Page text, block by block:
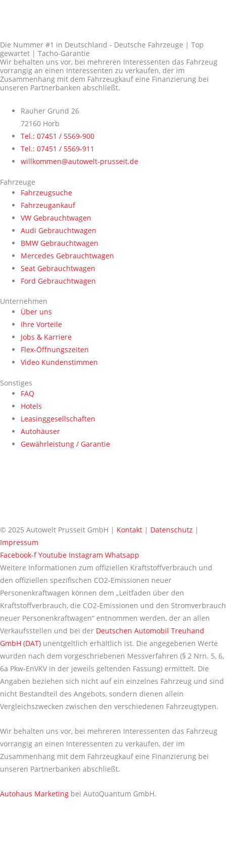
Die Nummer #1 in Deutschland - Deutsche Fahrzeuge | Top
gewartet | Tacho-Garantie
Wir behalten uns vor, bei mehreren Interessenten das Fahrzeug
vorrangig an einen Interessenten zu verkaufen, der im
Zusammenhang mit dem Fahrzeugkauf eine Finanzierung bei
unseren Partnerbanken abschließt.
Rauher Grund 26
72160 Horb
Tel.: 07451 / 5569-900
Tel.: 07451 / 5569-911
willkommen@autowelt-prusseit.de
Fahrzeuge
Fahrzeugsuche
Fahrzeugankauf
VW Gebrauchtwagen
Audi Gebrauchtwagen
BMW Gebrauchtwagen
Mercedes Gebrauchtwagen
Seat Gebrauchtwagen
Ford Gebrauchtwagen
Unternehmen
Über uns
Ihre Vorteile
Jobs & Karriere
Flex-Öffnungszeiten
Video Kundenstimmen
Sonstiges
FAQ
Hotels
Leasinggesellschaften
Autohäuser
Gewährleistung / Garantie
© 2025 Autowelt Prusseit GmbH | Kontakt | Datenschutz |
Impressum
Facebook-f Youtube Instagram Whatsapp
Weitere Informationen zum offiziellen Kraftstoffverbrauch und
den offiziellen spezifischen CO2-Emissionen neuer
Personenkraftwagen können dem „Leitfaden über den
Kraftstoffverbrauch, die CO2-Emissionen und den Stromverbrauch
neuer Personenkraftwagen“ entnommen werden, der an allen
Verkaufsstellen und bei der Deutschen Automobil Treuhand
GmbH (DAT) unentgeltlich erhältlich ist. Die angegebenen Werte
wurden nach dem vorgeschriebenen Messverfahren (§ 2 Nrn. 5, 6,
6a Pkw-EnVKV in der jeweils geltenden Fassung) ermittelt. Die
Angaben beziehen sich nicht auf ein einzelnes Fahrzeug und sind
nicht Bestandteil des Angebots, sondern dienen allein
Vergleichszwecken zwischen den verschiedenen Fahrzeugtypen.
Wir behalten uns vor, bei mehreren Interessenten das Fahrzeug
vorrangig an einen Interessenten zu verkaufen, der im
Zusammenhang mit dem Fahrzeugkauf eine Finanzierung bei
unseren Partnerbanken abschließt.
Autohaus Marketing bei AutoQuantum GmbH.